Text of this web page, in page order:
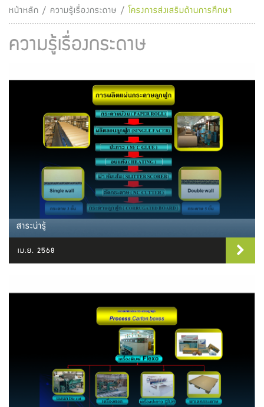
หน้าหลัก / ความรู้เรื่องกระดาษ / โครงการส่งเสริมด้านการศึกษา
ความรู้เรื่องกระดาษ
สาระน่ารู้
เม.ย. 2568